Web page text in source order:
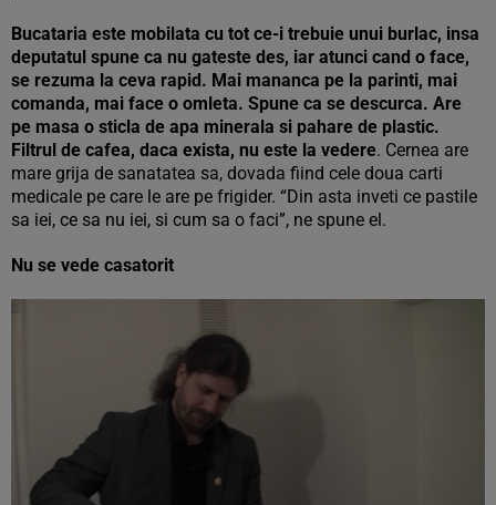
Bucataria este mobilata cu tot ce-i trebuie unui burlac, insa
deputatul spune ca nu gateste des, iar atunci cand o face,
se rezuma la ceva rapid. Mai mananca pe la parinti, mai
comanda, mai face o omleta. Spune ca se descurca. Are
pe masa o sticla de apa minerala si pahare de plastic.
Filtrul de cafea, daca exista, nu este la vedere. Cernea are
mare grija de sanatatea sa, dovada fiind cele doua carti
medicale pe care le are pe frigider. “Din asta inveti ce pastile
sa iei, ce sa nu iei, si cum sa o faci”, ne spune el.
Nu se vede casatorit